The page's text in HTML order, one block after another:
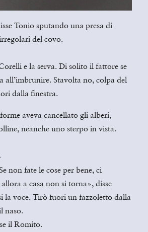
Tonio sputando una presa di
del covo.
e la serva. Di solito il fattore se
all’imbrunire. Stavolta no, colpa del
dalla finestra.
aveva cancellato gli alberi,
neanche uno sterpo in vista.
non fate le cose per bene, ci
a casa non si torna», disse
la voce. Tirò fuori un fazzoletto dalla
naso.
il Romito.